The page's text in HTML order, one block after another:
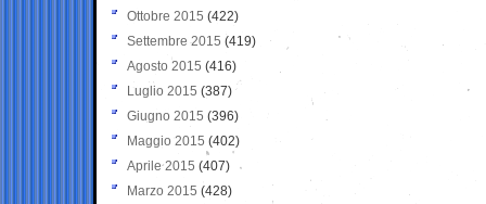
Ottobre 2015 (422)
Settembre 2015 (419)
Agosto 2015 (416)
Luglio 2015 (387)
Giugno 2015 (396)
Maggio 2015 (402)
Aprile 2015 (407)
Marzo 2015 (428)